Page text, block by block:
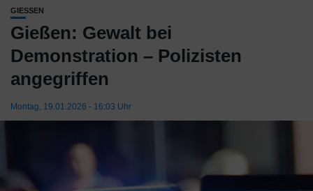
GIESSEN
Gießen: Gewalt bei
Demonstration – Polizisten
angegriffen
Montag, 19.01.2026 - 16:03 Uhr